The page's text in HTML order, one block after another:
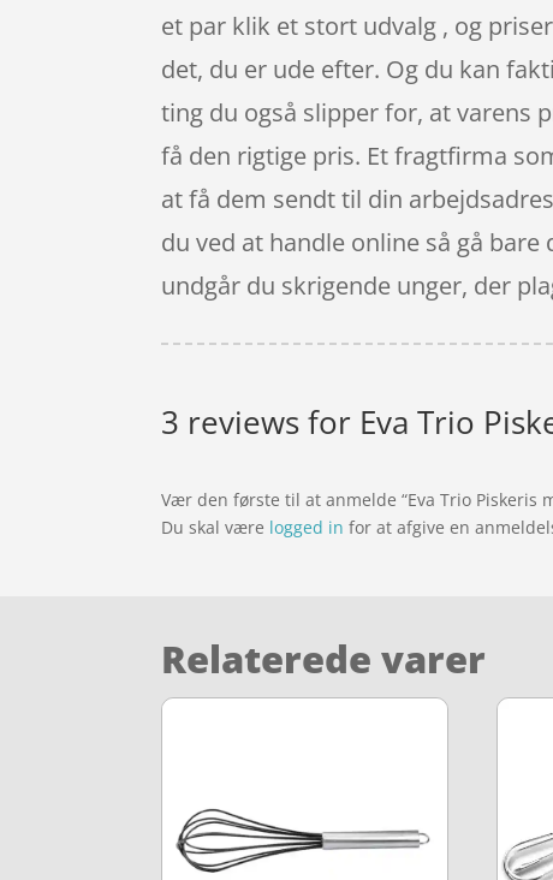
et par klik et stort udvalg , og
det, du er ude efter. Og du kan
ting du også slipper for, at varens
få den rigtige pris. Et fragtfirma
at få dem sendt til din
du ved at handle online så gå
undgår du skrigende unger, der
3 reviews for Eva Trio
Vær den første til at anmelde “Eva Trio Piskeris
Du skal være logged in for at afgive en
Relaterede varer